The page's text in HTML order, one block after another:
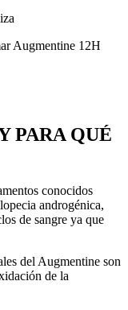
Augmentine 12H
PARA QUÉ
conocidos
androgénica,
de sangre ya que
del Augmentine son
de la